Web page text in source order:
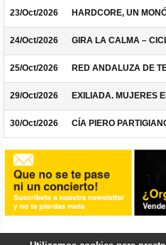
23/Oct/2026 HARDCORE, UN
24/Oct/2026 GIRA LA CALMA –
25/Oct/2026 RED ANDALUZA DE
29/Oct/2026 EXILIADA. MUJERES
30/Oct/2026 CÍA PIERO